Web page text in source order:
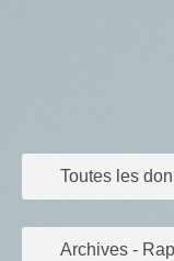
Toutes les
Archives -